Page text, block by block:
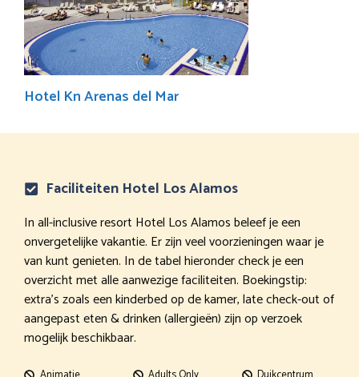
Hotel Kn Arenas del Mar
Faciliteiten Hotel Los Alamos
In all-inclusive resort Hotel Los Alamos beleef je een
onvergetelijke vakantie. Er zijn veel voorzieningen waar je
van kunt genieten. In de tabel hieronder check je een
overzicht met alle aanwezige faciliteiten. Boekingstip:
extra’s zoals een kinderbed op de kamer, late check-out of
aangepast eten & drinken (allergieën) zijn op verzoek
mogelijk beschikbaar.